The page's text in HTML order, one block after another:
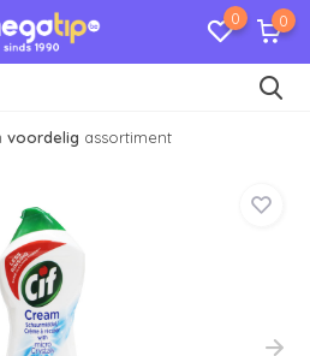
0 0
voordelig assortiment